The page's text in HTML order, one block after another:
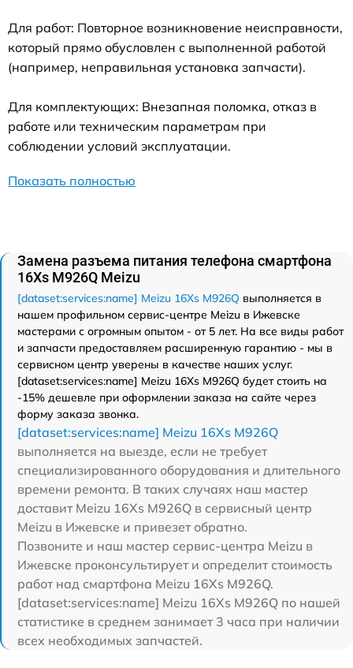
Для работ: Повторное возникновение неисправности,
который прямо обусловлен с выполненной работой
(например, неправильная установка запчасти).
Для комплектующих: Внезапная поломка, отказ в
работе или техническим параметрам при
соблюдении условий эксплуатации.
Показать полностью
Замена разъема питания телефона смартфона
16Xs M926Q Meizu
[dataset:services:name] Meizu 16Xs M926Q выполняется в
нашем профильном сервис-центре Meizu в Ижевске
мастерами с огромным опытом - от 5 лет. На все виды работ
и запчасти предоставляем расширенную гарантию - мы в
сервисном центр уверены в качестве наших услуг.
[dataset:services:name] Meizu 16Xs M926Q будет стоить на
-15% дешевле при оформлении заказа на сайте через
форму заказа звонка.
[dataset:services:name] Meizu 16Xs M926Q
выполняется на выезде, если не требует
специализированного оборудования и длительного
времени ремонта. В таких случаях наш мастер
доставит Meizu 16Xs M926Q в сервисный центр
Meizu в Ижевске и привезет обратно.
Позвоните и наш мастер сервис-центра Meizu в
Ижевске проконсультирует и определит стоимость
работ над смартфона Meizu 16Xs M926Q.
[dataset:services:name] Meizu 16Xs M926Q по нашей
статистике в среднем занимает 3 часа при наличии
всех необходимых запчастей.